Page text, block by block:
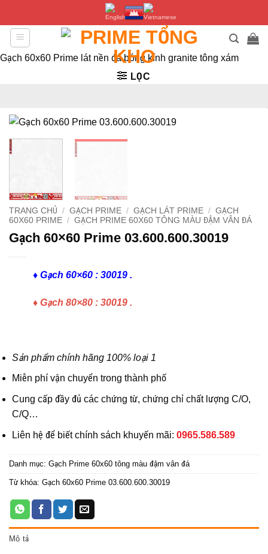
dung
Gạch 60x60 Prime lát nền đá bóng kính granite tông xám
LỌC
TRANG CHỦ / GẠCH PRIME / GẠCH LÁT PRIME / GẠCH
60X60 PRIME / GẠCH PRIME 60X60 TÔNG MÀU ĐẬM VÂN ĐÁ
Gạch 60×60 Prime 03.600.600.30019
♦ Gạch 60×60 : 30019 .
♦ Gạch 80×80 : 30019 .
Sản phẩm chính hãng 100% loại 1
Miễn phí vận chuyển trong thành phố
Cung cấp đầy đủ các chứng từ, chứng chỉ chất lượng C/O,
C/Q…
Liên hệ để biết chính sách khuyến mãi: 0965.586.589
Danh mục: Gạch Prime 60x60 tông màu đậm vân đá
Từ khóa: Gạch 60x60 Prime 03.600.600.30019
Mô tả